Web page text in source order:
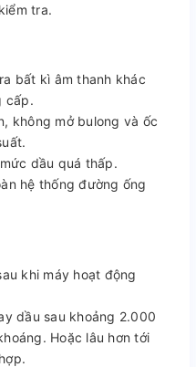
tra.
bất kì âm thanh khác
cấp.
không mở bulong và ốc
dầu quá thấp.
hệ thống đường ống
khi máy hoạt động
dầu sau khoảng 2.000
Hoặc lâu hơn tới